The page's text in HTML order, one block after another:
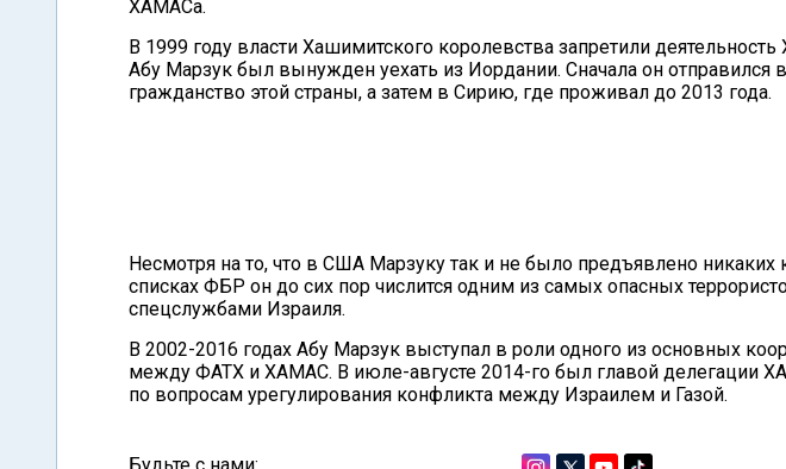
ХАМАСа.
В 1999 году власти Хашимитского королевства запретили
Абу Марзук был вынужден уехать из Иордании. Сначала он отправился
гражданство этой страны, а затем в Сирию, где проживал до 2013 года.
Несмотря на то, что в США Марзуку так и не было предъявлено никаких
списках ФБР он до сих пор числится одним из самых опасных
спецслужбами Израиля.
В 2002-2016 годах Абу Марзук выступал в роли одного из основных
между ФАТХ и ХАМАС. В июле-августе 2014-го был главой делегации
по вопросам урегулирования конфликта между Израилем и Газой.